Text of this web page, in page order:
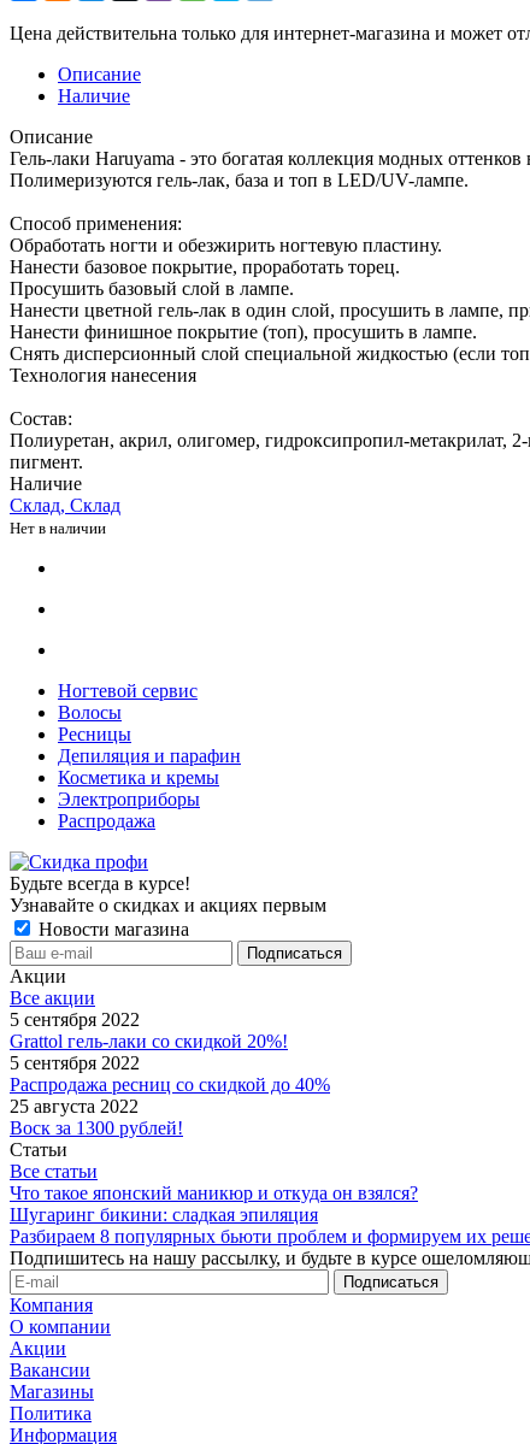
Цена действительна только для интернет-магазина и может
Описание
Наличие
Описание
Гель-лаки Haruyama - это богатая коллекция модных
Полимеризуются гель-лак, база и топ в LED/UV-лампе.
Способ применения:
Обработать ногти и обезжирить ногтевую пластину.
Нанести базовое покрытие, проработать торец.
Просушить базовый слой в лампе.
Нанести цветной гель-лак в один слой, просушить в лампе,
Нанести финишное покрытие (топ), просушить в лампе.
Снять дисперсионный слой специальной жидкостью (если
Технология нанесения
Состав:
Полиуретан, акрил, олигомер, гидроксипропил-метакрилат,
пигмент.
Наличие
Склад, Склад
Нет в наличии
Ногтевой сервис
Волосы
Ресницы
Депиляция и парафин
Косметика и кремы
Электроприборы
Распродажа
Будьте всегда в курсе!
Узнавайте о скидках и акциях первым
Новости магазина
Акции
Все акции
5 сентября 2022
Grattol гель-лаки со скидкой 20%!
5 сентября 2022
Распродажа ресниц со скидкой до 40%
25 августа 2022
Воск за 1300 рублей!
Статьи
Все статьи
Что такое японский маникюр и откуда он взялся?
Шугаринг бикини: сладкая эпиляция
Разбираем 8 популярных бьюти проблем и формируем их
Подпишитесь на нашу рассылку, и будьте в курсе
Компания
О компании
Акции
Вакансии
Магазины
Политика
Информация